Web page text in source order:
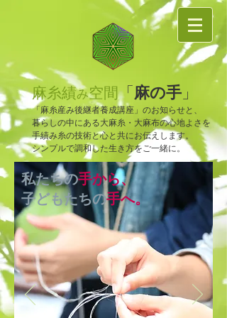
麻糸績み空間「麻の手 」
「麻糸産み後継者養成講座」のお知らせと、
暮らしの中にある大麻糸・大麻布の心地よさを
手績み糸の技術と心と共にお伝えします。
​シンプルで調和した生き方をご一緒に。
私たちの手から、
子どもたちの手へ。